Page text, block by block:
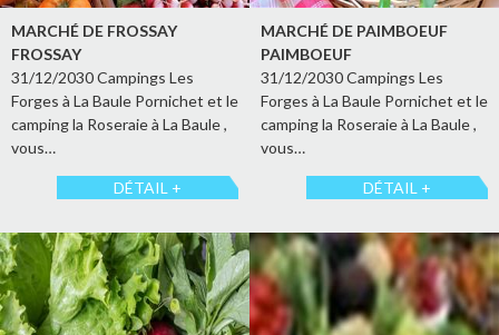
MARCHÉ DE FROSSAY
FROSSAY
31/12/2030 Campings Les
Forges à La Baule Pornichet et le
camping la Roseraie à La Baule ,
vous…
DÉTAIL +
MARCHÉ DE PAIMBOEUF
PAIMBOEUF
31/12/2030 Campings Les
Forges à La Baule Pornichet et le
camping la Roseraie à La Baule ,
vous…
DÉTAIL +